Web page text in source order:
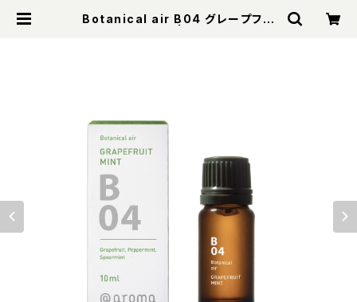
Botanical air B04 グレープフル